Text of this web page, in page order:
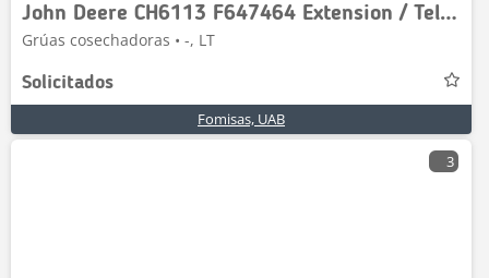
John Deere CH6113 F647464 Extension / Telescope
Grúas cosechadoras • -, LT
Solicitados
Fomisas, UAB
3